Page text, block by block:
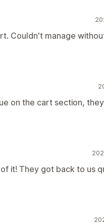
Couldn't manage
on the cart section,
it! They got back to us